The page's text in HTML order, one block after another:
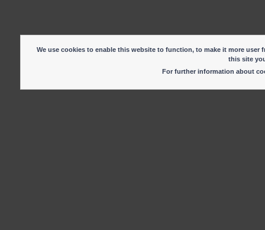
We use cookies to enable this website to function, to make it more
this site
For further information about